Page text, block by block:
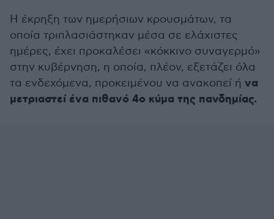
Η έκρηξη των ημερήσιων κρουσμάτων, τα
οποία τριπλασιάστηκαν μέσα σε ελάχιστες
ημέρες, έχει προκαλέσει «κόκκινο συναγερμό»
στην κυβέρνηση, η οποία, πλέον, εξετάζει όλα
τα ενδεχόμενα, προκειμένου να ανακοπεί ή να
μετριαστεί ένα πιθανό 4ο κύμα της πανδημίας.